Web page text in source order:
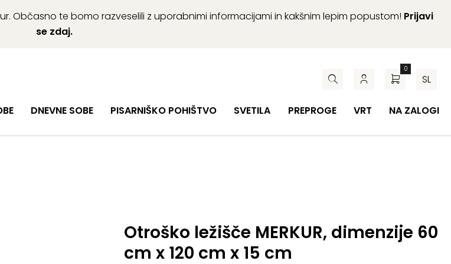
Občasno te bomo razveselili z uporabnimi informacijami in kakšnim lepim popustom! Prijavi
se zdaj.
0
SL
DNEVNE SOBE PISARNIŠKO POHIŠTVO SVETILA PREPROGE VRT NA ZALOGI
Otroško ležišče MERKUR, dimenzije 60
cm x 120 cm x 15 cm